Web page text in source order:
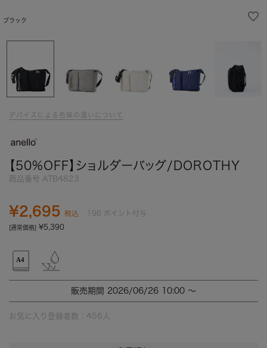
ブラック
デバイスによる色味の違いについて
【50%OFF】ショルダーバッグ/DOROTHY
商品番号 ATB4823
[通常価格] ¥5,390
¥2,695 税込 196 ポイント付与
販売期間 2026/06/26 10:00 〜
お気に入り登録者数： 456 人